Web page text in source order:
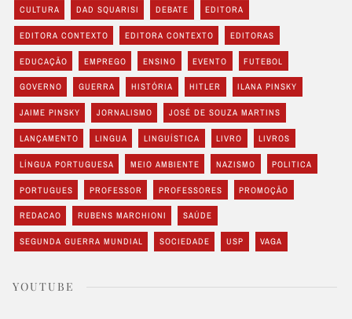
CULTURA DAD SQUARISI DEBATE EDITORA
EDITORA CONTEXTO EDITORA CONTEXTO EDITORAS
EDUCAÇÃO EMPREGO ENSINO EVENTO FUTEBOL
GOVERNO GUERRA HISTÓRIA HITLER ILANA PINSKY
JAIME PINSKY JORNALISMO JOSÉ DE SOUZA MARTINS
LANÇAMENTO LINGUA LINGUÍSTICA LIVRO LIVROS
LÍNGUA PORTUGUESA MEIO AMBIENTE NAZISMO POLITICA
PORTUGUES PROFESSOR PROFESSORES PROMOÇÃO
REDACAO RUBENS MARCHIONI SAÚDE
SEGUNDA GUERRA MUNDIAL SOCIEDADE USP VAGA
YOUTUBE